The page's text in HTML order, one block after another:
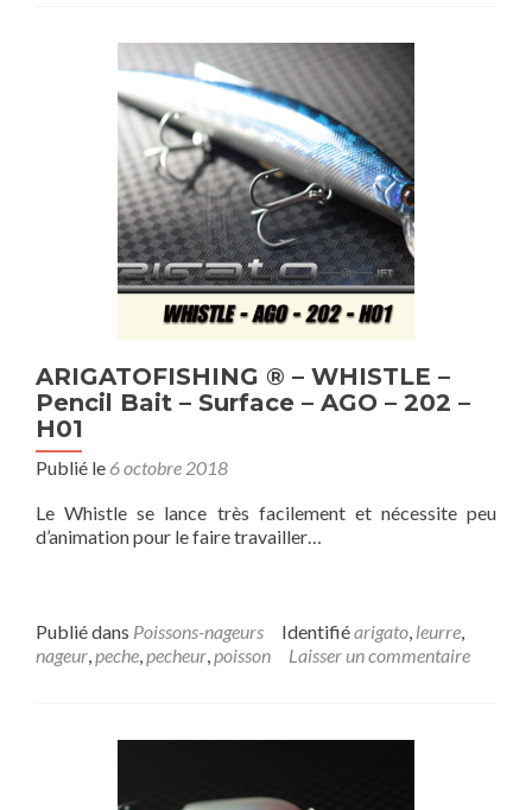
ARIGATOFISHING ® – WHISTLE –
Pencil Bait – Surface – AGO – 202 –
H01
Publié le 6 octobre 2018
Le Whistle se lance très facilement et nécessite peu
d’animation pour le faire travailler…
Publié dans Poissons-nageurs Identifiéarigato, leurre,
nageur,peche,pecheur,poisson Laisser un commentaire